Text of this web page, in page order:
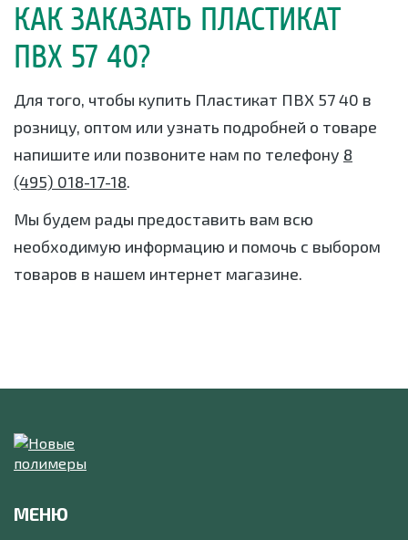
КАК ЗАКАЗАТЬ ПЛАСТИКАТ
ПВХ 57 40?
Для того, чтобы купить Пластикат ПВХ 57 40 в
розницу, оптом или узнать подробней о товаре
напишите или позвоните нам по телефону 8
(495) 018-17-18.
Мы будем рады предоставить вам всю
необходимую информацию и помочь с выбором
товаров в нашем интернет магазине.
МЕНЮ